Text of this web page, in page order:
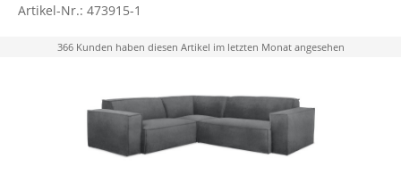
Artikel-Nr.: 473915-1
366 Kunden haben diesen Artikel im letzten Monat angesehen